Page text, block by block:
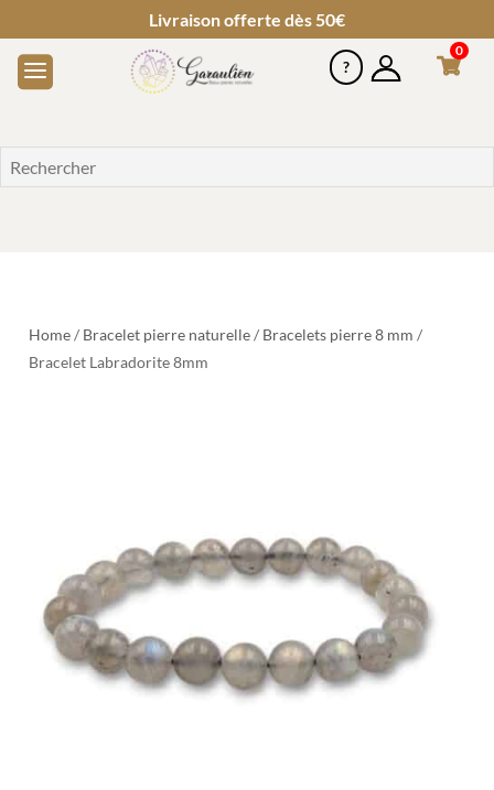
Livraison offerte dès 50€
0
Home/ Bracelet pierre naturelle/ Bracelets pierre 8 mm /
Bracelet Labradorite 8mm